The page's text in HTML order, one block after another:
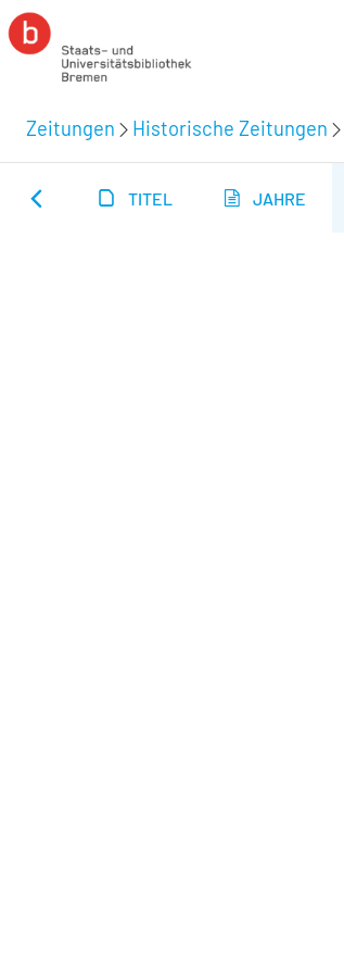
Zeitungen Historische Zeitungen
TITEL JAHRE